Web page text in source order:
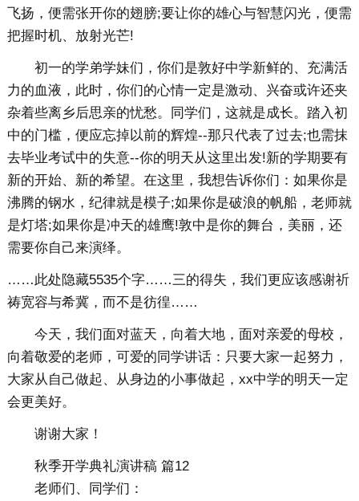
飞扬，便需张开你的翅膀;要让你的雄心与智慧闪光，便需
把握时机、放射光芒!
初一的学弟学妹们，你们是敦好中学新鲜的、充满活
力的血液，此时，你们的心情一定是激动、兴奋或许还夹
杂着些离乡后思亲的忧愁。同学们，这就是成长。踏入初
中的门槛，便应忘掉以前的辉煌--那只代表了过去;也需抹
去毕业考试中的失意--你的明天从这里出发!新的学期要有
新的开始、新的希望。在这里，我想告诉你们：如果你是
沸腾的钢水，纪律就是模子;如果你是破浪的帆船，老师就
是灯塔;如果你是冲天的雄鹰!敦中是你的舞台，美丽，还
需要你自己来演绎。
……此处隐藏5535个字……三的得失，我们更应该感谢祈
祷宽容与希冀，而不是彷徨……
今天，我们面对蓝天，向着大地，面对亲爱的母校，
向着敬爱的老师，可爱的同学讲话：只要大家一起努力，
大家从自己做起、从身边的小事做起，xx中学的明天一定
会更美好。
谢谢大家！
秋季开学典礼演讲稿 篇12
老师们、同学们：